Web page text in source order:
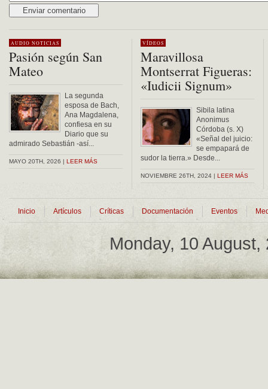
AUDIO NOTICIAS
Pasión según San
Mateo
La segunda
esposa de Bach,
Ana Magdalena,
confiesa en su
Diario que su
admirado Sebastián -así...
MAYO 20TH, 2026 | LEER MÁS
VÍDEOS
Maravillosa
Montserrat Figueras:
«Iudicii Signum»
Sibila latina
Anonimus
Córdoba (s. X)
«Señal del juicio:
se empapará de
sudor la tierra.» Desde...
NOVIEMBRE 26TH, 2024 | LEER MÁS
Inicio Artículos Críticas Documentación Eventos
Monday, 10